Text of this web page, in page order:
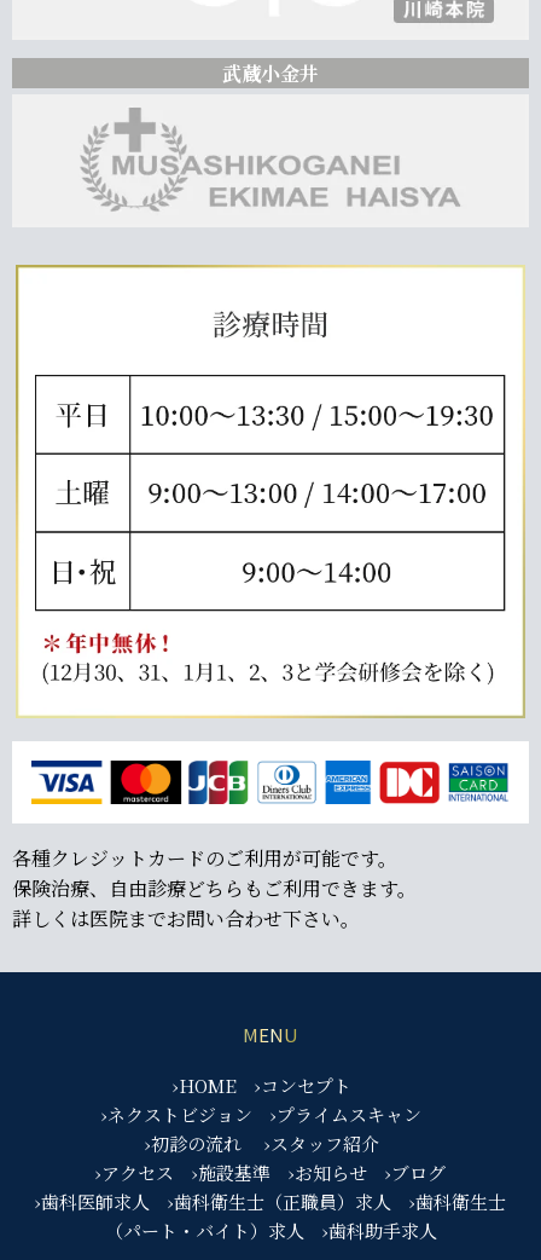
武蔵小金井
各種クレジットカードのご利用が可能です。
保険治療、自由診療どちらもご利用できます。
詳しくは医院までお問い合わせ下さい。
MENU
›HOME
›コンセプト
›ネクストビジョン
›プライムスキャン
›初診の流れ
›スタッフ紹介
›アクセス
›施設基準 ›お知らせ
›ブログ
›歯科医師求人
›歯科衛生士（正職員）求人
›歯科衛生士
（パート・バイト）求人
›歯科助手求人